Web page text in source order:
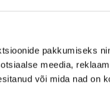
pakkumiseks
meedia,
või mida nad on